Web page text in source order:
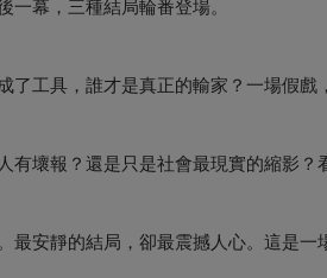
一幕，三種結局輪番登場。
了工具，誰才是真正的輸家？一場假戲
有壞報？還是只是社會最現實的縮影？
最安靜的結局，卻最震撼人心。這是一